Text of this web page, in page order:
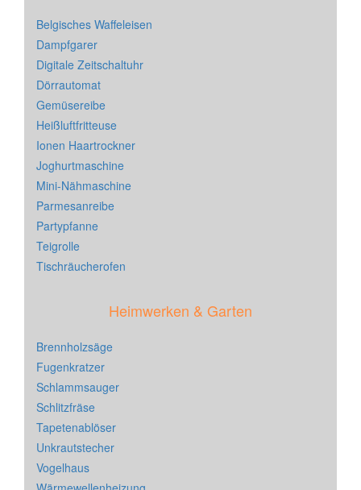
Belgisches Waffeleisen
Dampfgarer
Digitale Zeitschaltuhr
Dörrautomat
Gemüsereibe
Heißluftfritteuse
Ionen Haartrockner
Joghurtmaschine
Mini-Nähmaschine
Parmesanreibe
Partypfanne
Teigrolle
Tischräucherofen
Heimwerken & Garten
Brennholzsäge
Fugenkratzer
Schlammsauger
Schlitzfräse
Tapetenablöser
Unkrautstecher
Vogelhaus